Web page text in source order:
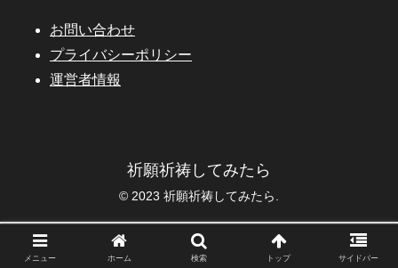
お問い合わせ
プライバシーポリシー
運営者情報
祈願祈祷してみたら
© 2023 祈願祈祷してみたら.
メニュー ホーム 検索 トップ サイドバー